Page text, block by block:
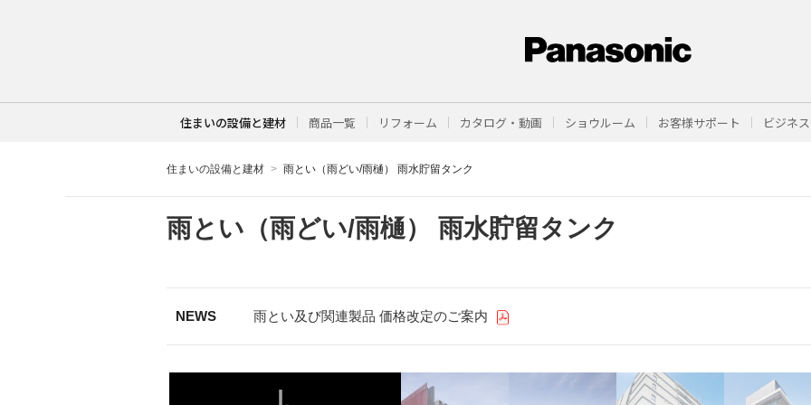
住まいの設備と建材 商品一覧 リフォーム カタログ・動画 ショウルーム お客様サポート ビジネ
住まいの設備と建材 雨とい（雨どい/雨樋） 雨水貯留タンク
雨とい（雨どい/雨樋） 雨水貯留タンク
NEWS 雨とい及び関連製品 価格改定のご案内